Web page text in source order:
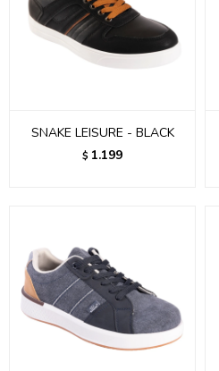
SNAKE LEISURE - BLACK
$ 1.199